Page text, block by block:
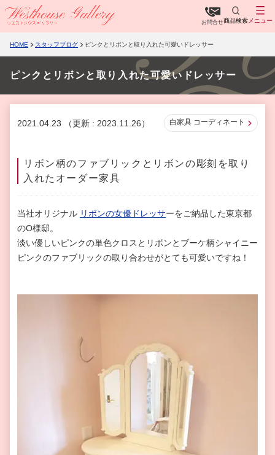
お問合せ商品検索 メニュー
HOME スタッフブログ ピンクとリボンと取り入れた可愛いドレッサー
ピンクとリボンと取り入れた可愛いドレッサー
2021.04.23 （更新 : 2023.11.26） 白家具 コーディネート
リボン柄のファブリックとリボンの彫刻を取り
入れたオーダー家具
当社オリジナル リボンの女優ドレッサーをご納品した東京都
のO様邸。
淡い優しいピンクの単色クロスとリボンとブーケ柄シャイニー
ピンクのファブリックの取り合わせがとても可愛いですね！